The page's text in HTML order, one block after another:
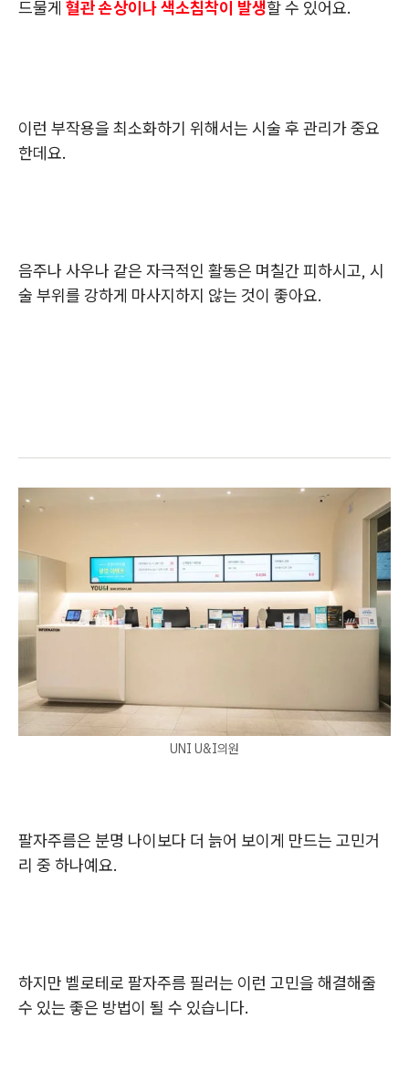
드물게 혈관 손상이나 색소침착이 발생할 수 있어요.
이런 부작용을 최소화하기 위해서는 시술 후 관리가 중요
한데요.
음주나 사우나 같은 자극적인 활동은 며칠간 피하시고, 시
술 부위를 강하게 마사지하지 않는 것이 좋아요.
UNI U&I의원
팔자주름은 분명 나이보다 더 늙어 보이게 만드는 고민거
리 중 하나예요.
하지만 벨로테로 팔자주름 필러는 이런 고민을 해결해줄
수 있는 좋은 방법이 될 수 있습니다.